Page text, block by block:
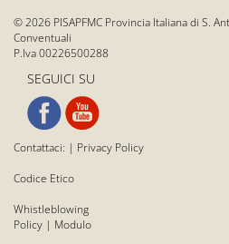
© 2026 PISAPFMC Provincia Italiana di S.
Conventuali
P.Iva 00226500288
SEGUICI SU
Contattaci: | Privacy Policy
Codice Etico
Whistleblowing
Policy | Modulo